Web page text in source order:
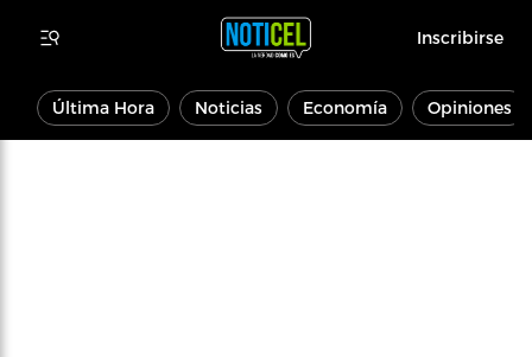
Inscribirse
Última Hora Noticias Economía Opiniones